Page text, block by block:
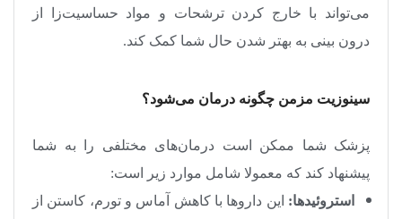
می‌تواند با خارج کردن ترشحات و مواد حساسیت‌زا از
درون بینی به بهتر شدن حال شما کمک کند.
سینوزیت مزمن چگونه درمان می‌شود؟
پزشک شما ممکن است درمان‌های مختلفی را به شما
پیشنهاد کند که معمولا شامل موارد زیر است:
استروئیدها: این داروها با کاهش آماس و تورم، کاستن از